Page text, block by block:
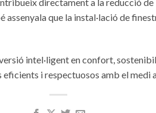
que la instal·lació de
intel·ligent en confort,
i respectuosos amb el medi